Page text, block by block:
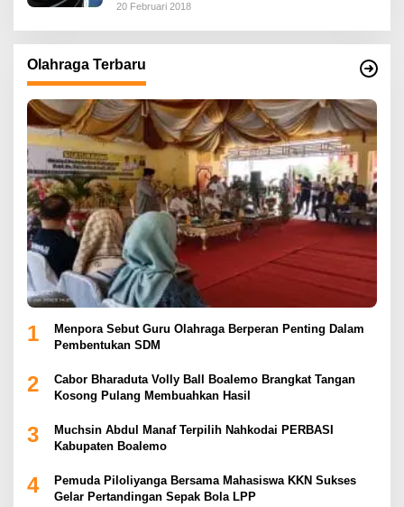
20 Februari 2018
Olahraga Terbaru
1
Menpora Sebut Guru Olahraga Berperan Penting Dalam
Pembentukan SDM
2
Cabor Bharaduta Volly Ball Boalemo Brangkat Tangan
Kosong Pulang Membuahkan Hasil
3
Muchsin Abdul Manaf Terpilih Nahkodai PERBASI
Kabupaten Boalemo
4
Pemuda Piloliyanga Bersama Mahasiswa KKN Sukses
Gelar Pertandingan Sepak Bola LPP